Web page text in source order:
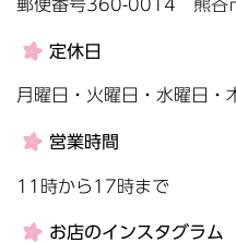
郵便番号360-0014 熊谷
定休日
月曜日・火曜日・水曜日・
営業時間
11時から17時まで
お店のインスタグラム